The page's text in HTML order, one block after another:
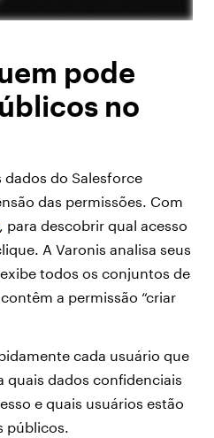
pode
no
dados do Salesforce
das permissões. Com
, para descobrir qual acesso
A Varonis analisa seus
todos os conjuntos de
a permissão “criar
cada usuário que
quais dados confidenciais
e quais usuários estão
públicos.